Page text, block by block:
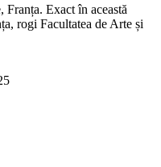
Franța. Exact în această
rogi Facultatea de Arte și